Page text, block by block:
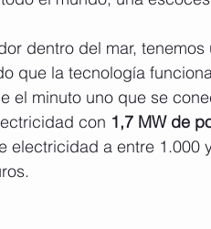
dentro del mar,
que la tecnología
el minuto uno que se
con 1,7 MW de
electricidad a entre 1.000